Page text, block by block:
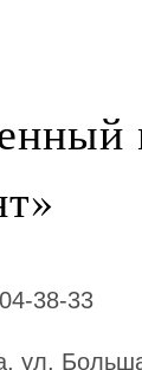
38-33
ул.